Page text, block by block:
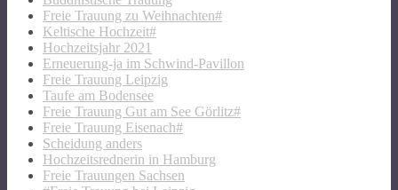
Freie Trauung zu Weihnachten#
Keltische Hochzeit#
Hochzeitsjahr 2021
Erneuerung-ja im Schwind-Pavillon
Freie Trauung Leipzig
Taufe am Bodensee
Freie Trauung Gut am See Görlitz#
Freie Trauung Eisenach#
Scheidung anders
Hochzeitsrednerin in Hamburg
Freie Trauungen Sachsen